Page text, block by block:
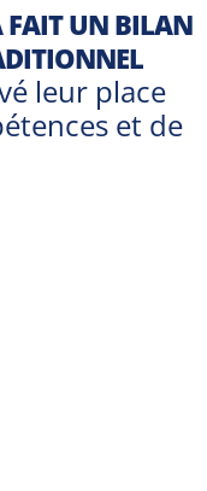
FAIT UN BILAN
leur place
et de